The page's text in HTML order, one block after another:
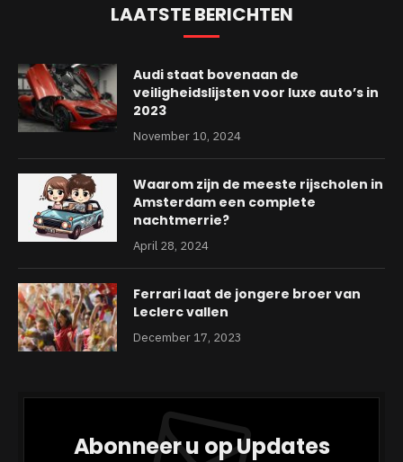
LAATSTE BERICHTEN
Audi staat bovenaan de
veiligheidslijsten voor luxe auto’s in
2023
November 10, 2024
Waarom zijn de meeste rijscholen in
Amsterdam een complete
nachtmerrie?
April 28, 2024
Ferrari laat de jongere broer van
Leclerc vallen
December 17, 2023
Abonneer u op Updates